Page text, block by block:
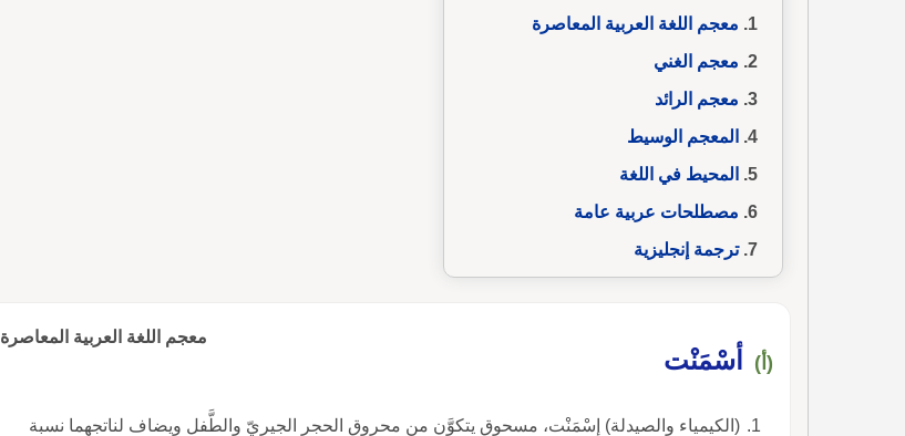
معجم اللغة العربية المعاصرة
معجم الغني
معجم الرائد
المعجم الوسيط
المحيط في اللغة
مصطلحات عربية عامة
ترجمة إنجليزية
معجم اللغة العربية المعاصرة
(أ) أسْمَنْت
(الكيمياء والصيدلة) إسْمَنْت، مسحوق يتكوَّن من محروق الحجر الجيريّ والطَّفل ويضاف لناتجهما نسبة